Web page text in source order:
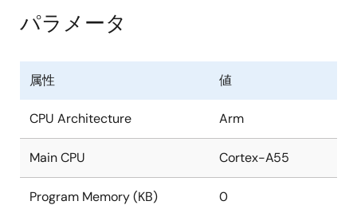
パラメータ
属性 値
CPU Architecture Arm
Main CPU Cortex-A55
Program Memory (KB) 0